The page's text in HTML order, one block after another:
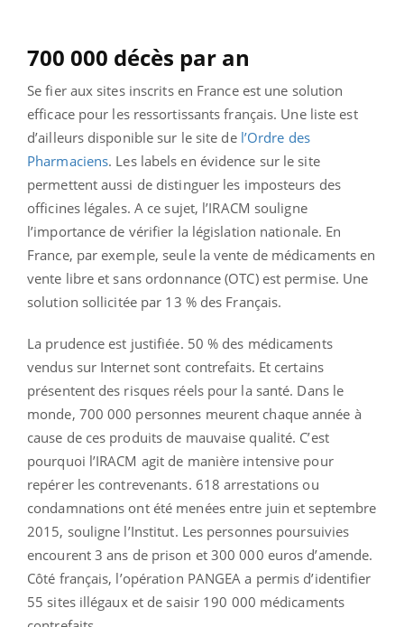
700 000 décès par an
Se fier aux sites inscrits en France est une solution
efficace pour les ressortissants français. Une liste est
d’ailleurs disponible sur le site de l’Ordre des
Pharmaciens. Les labels en évidence sur le site
permettent aussi de distinguer les imposteurs des
officines légales. A ce sujet, l’IRACM souligne
l’importance de vérifier la législation nationale. En
France, par exemple, seule la vente de médicaments en
vente libre et sans ordonnance (OTC) est permise. Une
solution sollicitée par 13 % des Français.
La prudence est justifiée. 50 % des médicaments
vendus sur Internet sont contrefaits. Et certains
présentent des risques réels pour la santé. Dans le
monde, 700 000 personnes meurent chaque année à
cause de ces produits de mauvaise qualité. C’est
pourquoi l’IRACM agit de manière intensive pour
repérer les contrevenants. 618 arrestations ou
condamnations ont été menées entre juin et septembre
2015, souligne l’Institut. Les personnes poursuivies
encourent 3 ans de prison et 300 000 euros d’amende.
Côté français, l’opération PANGEA a permis d’identifier
55 sites illégaux et de saisir 190 000 médicaments